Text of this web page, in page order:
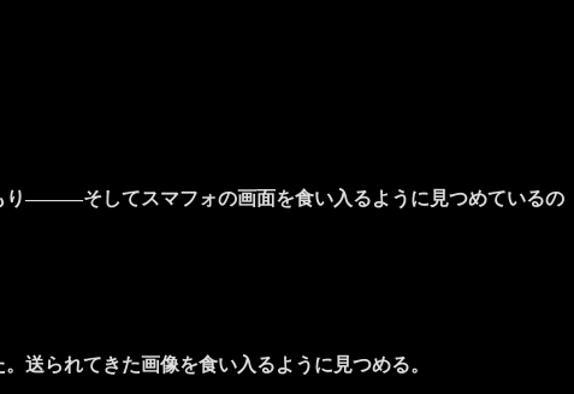
り―――そしてスマフォの画面を食い入るように見つめているの
送られてきた画像を食い入るように見つめる。